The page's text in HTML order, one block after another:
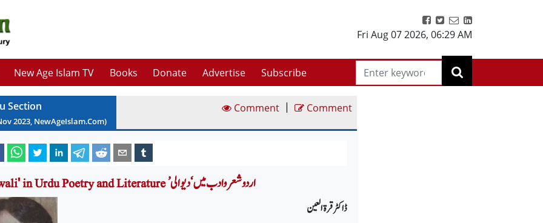
Fri Aug 07 2026, 06:29 AM
New Age Islam TV Books Donate Advertise Subscribe
Section
2023, NewAgeIslam.Com)
Comment | Comment
'Diwali' in Urdu Poetry and Literature ’اردو شعر وادب میں‘دیوالی
ڈاکٹر قرۃ العین